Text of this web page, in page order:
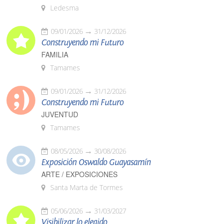
Ledesma
09/01/2026 31/12/2026
Construyendo mi Futuro
FAMILIA
Tamames
09/01/2026 31/12/2026
Construyendo mi Futuro
JUVENTUD
Tamames
08/05/2026 30/08/2026
Exposición Oswaldo Guayasamín
ARTE / EXPOSICIONES
Santa Marta de Tormes
05/06/2026 31/03/2027